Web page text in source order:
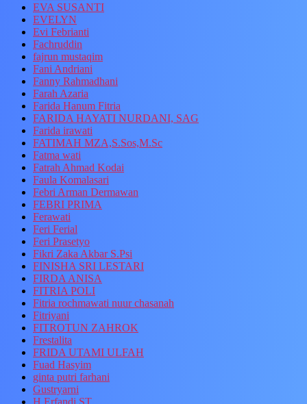
EVA SUSANTI
EVELYN
Evi Febrianti
Fachruddin
fajrun mustaqim
Fani Andriani
Fanny Rahmadhani
Farah Azaria
Farida Hanum Fitria
FARIDA HAYATI NURDANI, SAG
Farida irawati
FATIMAH MZA,S.Sos,M.Sc
Fatma wati
Fatrah Ahmad Kodai
Faula Komalasari
Febri Arman Dermawan
FEBRI PRIMA
Ferawati
Feri Ferial
Feri Prasetyo
Fikri Zaka Akbar S.Psi
FINISHA SRI LESTARI
FIRDA ANISA
FITRIA POLI
Fitria rochmawati nuur chasanah
Fitriyani
FITROTUN ZAHROK
Frestalita
FRIDA UTAMI ULFAH
Fuad Hasyim
ginta putri farhani
Gustryarni
H Erfandi ST